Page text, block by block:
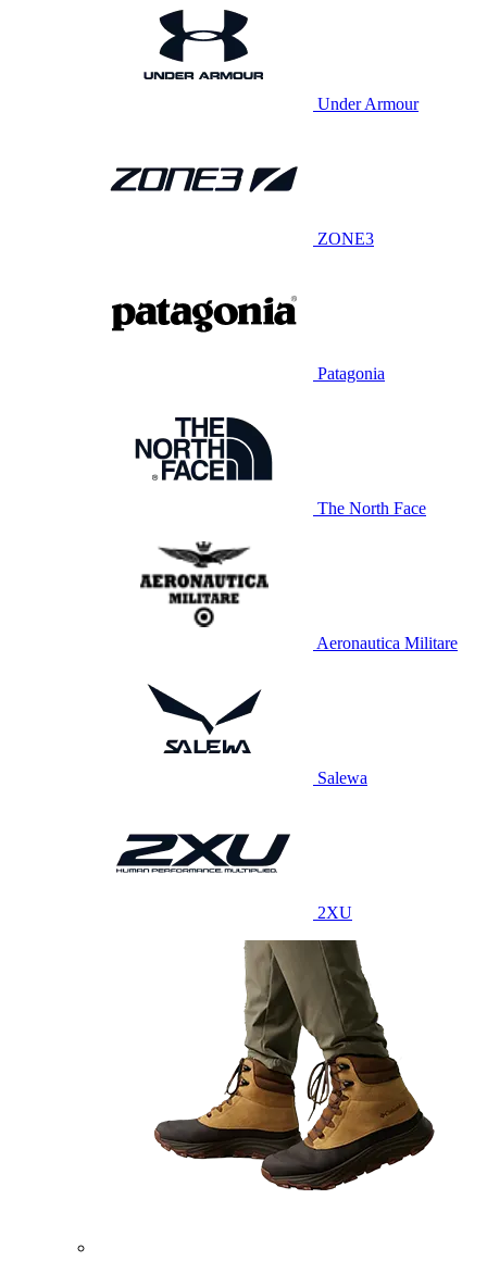
Under Armour
ZONE3
Patagonia
The North Face
Aeronautica Militare
Salewa
2XU